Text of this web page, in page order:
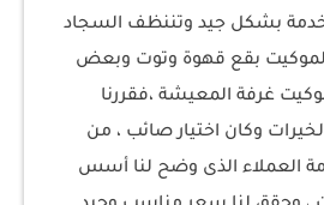
بشكل جيد وتننظف السجاد
بقع قهوة وتوت وبعض
غرفة المعيشة ،فقررنا
وكان اختيار صائب ، من
العملاء الذى وضح لنا أسس